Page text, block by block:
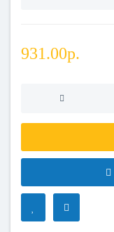
931.00р.